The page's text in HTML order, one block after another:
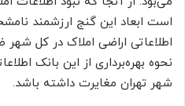
است ابعاد این گنج ارزشمند
اطلاعاتی اراضی املاک در کل شهر
نحوه بهره‌‌برداری از این بانک
شهر تهران مغایرت داشته باشد.